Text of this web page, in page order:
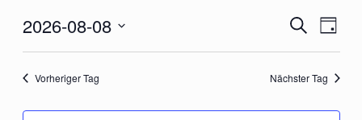
Suche
und
Navigation
SucheTag
2026-08-08
Vorheriger Tag Nächster Tag